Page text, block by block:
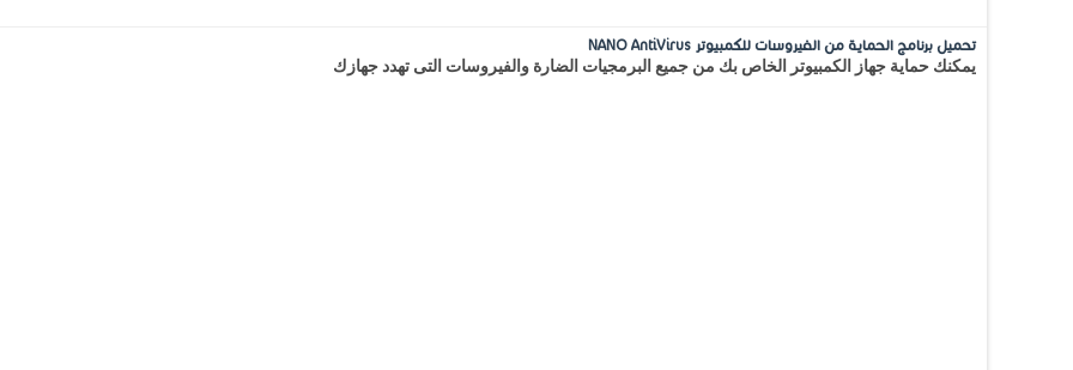
تحميل برنامج الحماية من الفيروسات للكمبيوتر NANO AntiVirus
يمكنك حماية جهاز الكمبيوتر الخاص بك من جميع البرمجيات الضارة والفيروسات التى تهدد جهازك